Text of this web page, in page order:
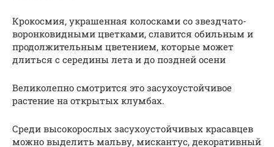
Крокосмия, украшенная колосками со звездчато-
воронковидными цветками, славится обильным и
продолжительным цветением, которые может
длиться с середины лета и до поздней осени
Великолепно смотрится это засухоустойчивое
растение на открытых клумбах.
Среди высокорослых засухоустойчивых красавцев
можно выделить мальву, мискантус, декоративный